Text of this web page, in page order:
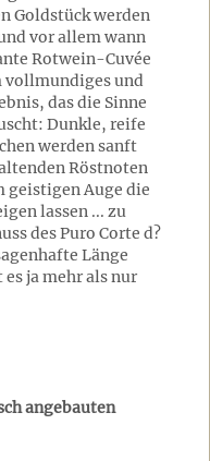
Goldstück werden
vor allem wann
Rotwein-Cuvée
vollmundiges und
das die Sinne
Dunkle, reife
werden sanft
Röstnoten
geistigen Auge die
lassen ... zu
des Puro Corte d?
Länge
ja mehr als nur
angebauten